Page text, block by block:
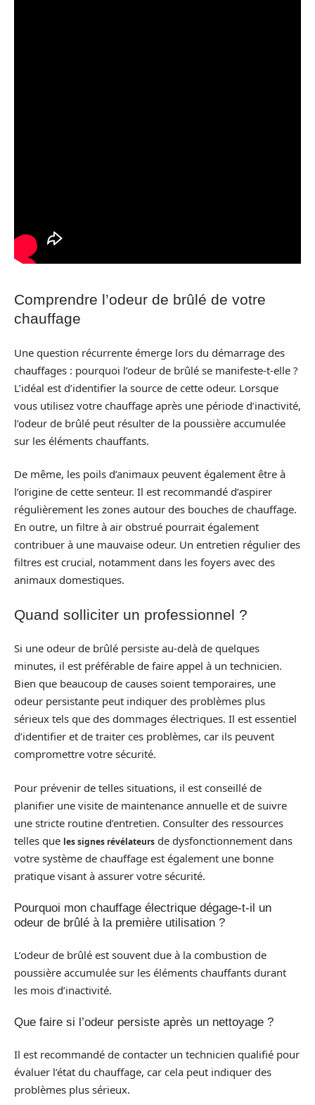
Comprendre l’odeur de brûlé de votre
chauffage
Une question récurrente émerge lors du démarrage des
chauffages : pourquoi l’odeur de brûlé se manifeste-t-elle ?
L’idéal est d’identifier la source de cette odeur. Lorsque
vous utilisez votre chauffage après une période d’inactivité,
l’odeur de brûlé peut résulter de la poussière accumulée
sur les éléments chauffants.
De même, les poils d’animaux peuvent également être à
l’origine de cette senteur. Il est recommandé d’aspirer
régulièrement les zones autour des bouches de chauffage.
En outre, un filtre à air obstrué pourrait également
contribuer à une mauvaise odeur. Un entretien régulier des
filtres est crucial, notamment dans les foyers avec des
animaux domestiques.
Quand solliciter un professionnel ?
Si une odeur de brûlé persiste au-delà de quelques
minutes, il est préférable de faire appel à un technicien.
Bien que beaucoup de causes soient temporaires, une
odeur persistante peut indiquer des problèmes plus
sérieux tels que des dommages électriques. Il est essentiel
d’identifier et de traiter ces problèmes, car ils peuvent
compromettre votre sécurité.
Pour prévenir de telles situations, il est conseillé de
planifier une visite de maintenance annuelle et de suivre
une stricte routine d’entretien. Consulter des ressources
telles que les signes révélateurs de dysfonctionnement dans
votre système de chauffage est également une bonne
pratique visant à assurer votre sécurité.
Pourquoi mon chauffage électrique dégage-t-il un
odeur de brûlé à la première utilisation ?
L’odeur de brûlé est souvent due à la combustion de
poussière accumulée sur les éléments chauffants durant
les mois d’inactivité.
Que faire si l’odeur persiste après un nettoyage ?
Il est recommandé de contacter un technicien qualifié pour
évaluer l’état du chauffage, car cela peut indiquer des
problèmes plus sérieux.